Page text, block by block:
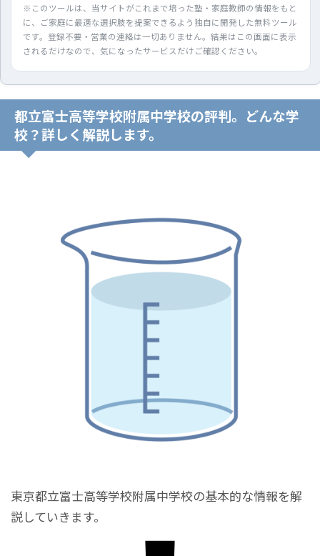
※このツールは、当サイトがこれまで培った塾・家庭教師の情報をもと
に、ご家庭に最適な選択肢を提案できるよう独自に開発した無料ツール
です。登録不要・営業の連絡は一切ありません。結果はこの画面に表示
されるだけなので、気になったサービスだけご確認ください。
都立富士高等学校附属中学校の評判。どんな学
校？詳しく解説します。
東京都立富士高等学校附属中学校の基本的な情報を解
説していきます。